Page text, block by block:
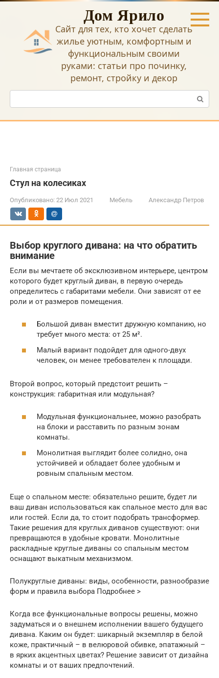
Перейти
Дом Ярило
Сайт для тех, кто хочет сделать
жилье уютным, комфортным и
функциональным своими
руками: статьи про починку,
ремонт, стройку и декор
Поиск:
Главная страница
Стул на колесиках
Опубликовано: 22 Июл 2021 Мебель Александр Петров
Выбор круглого дивана: на что обратить
внимание
Если вы мечтаете об эксклюзивном интерьере, центром
которого будет круглый диван, в первую очередь
определитесь с габаритами мебели. Они зависят от ее
роли и от размеров помещения.
Большой диван вместит дружную компанию, но
требует много места: от 25 м².
Малый вариант подойдет для одного-двух
человек, он менее требователен к площади.
Второй вопрос, который предстоит решить –
конструкция: габаритная или модульная?
Модульная функциональнее, можно разобрать
на блоки и расставить по разным зонам
комнаты.
Монолитная выглядит более солидно, она
устойчивей и обладает более удобным и
ровным спальным местом.
Еще о спальном месте: обязательно решите, будет ли
ваш диван использоваться как спальное место для вас
или гостей. Если да, то стоит подобрать трансформер.
Такие решения для круглых диванов существуют: они
превращаются в удобные кровати. Монолитные
раскладные круглые диваны со спальным местом
оснащают выкатным механизмом.
Полукруглые диваны: виды, особенности, разнообразие
форм и правила выбора Подробнее >
Когда все функциональные вопросы решены, можно
задуматься и о внешнем исполнении вашего будущего
дивана. Каким он будет: шикарный экземпляр в белой
коже, практичный – в велюровой обивке, эпатажный –
в ярких акцентных цветах? Решение зависит от дизайна
комнаты и от ваших предпочтений.